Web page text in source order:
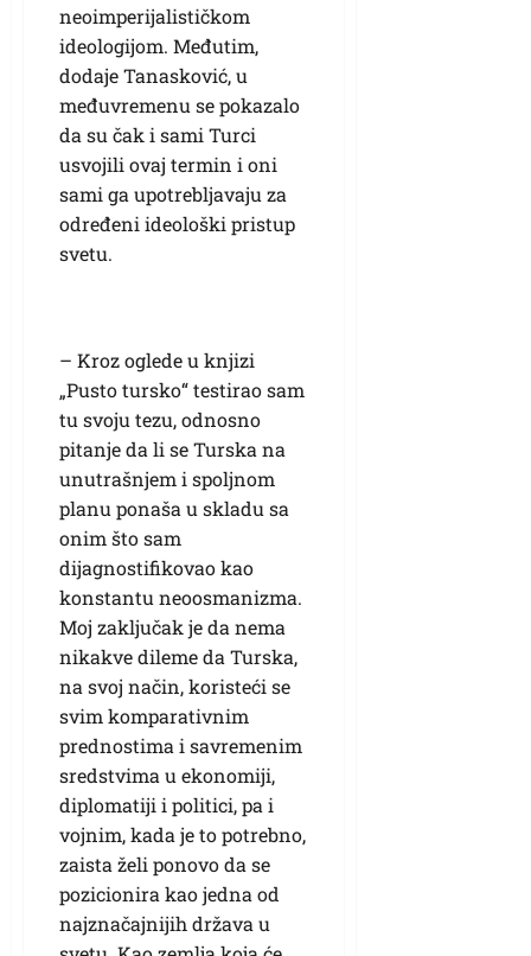
neoimperijalističkom
ideologijom. Međutim,
dodaje Tanasković, u
međuvremenu se pokazalo
da su čak i sami Turci
usvojili ovaj termin i oni
sami ga upotrebljavaju za
određeni ideološki pristup
svetu.
– Kroz oglede u knjizi
„Pusto tursko“ testirao sam
tu svoju tezu, odnosno
pitanje da li se Turska na
unutrašnjem i spoljnom
planu ponaša u skladu sa
onim što sam
dijagnostifikovao kao
konstantu neoosmanizma.
Moj zaključak je da nema
nikakve dileme da Turska,
na svoj način, koristeći se
svim komparativnim
prednostima i savremenim
sredstvima u ekonomiji,
diplomatiji i politici, pa i
vojnim, kada je to potrebno,
zaista želi ponovo da se
pozicionira kao jedna od
najznačajnijih država u